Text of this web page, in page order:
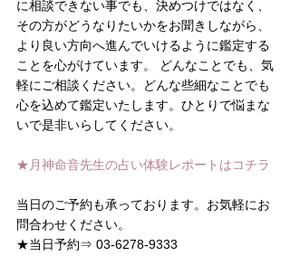
に相談できない事でも、決めつけではなく、
その方がどうなりたいかをお聞きしながら、
より良い方向へ進んでいけるように鑑定する
ことを心がけています。 どんなことでも、気
軽にご相談ください。どんな些細なことでも
心を込めて鑑定いたします。ひとりで悩まな
いで是非いらしてください。
★月神命音先生の占い体験レポートはコチラ
当日のご予約も承っております。お気軽にお
問合わせください。
★当日予約⇒ 03-6278-9333